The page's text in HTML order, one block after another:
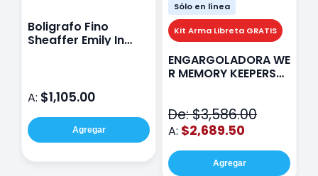
Boligrafo Fino
Sheaffer Emily In
A: $1,105.00
Agregar
Sólo en línea
Kit Arma Libreta GRATIS
ENGARGOLADORA WE
R MEMORY KEEPERS
De: $3,586.00
A: $2,689.50
Agregar